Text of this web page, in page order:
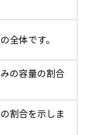
全体です。
の容量の割合
割合を示しま